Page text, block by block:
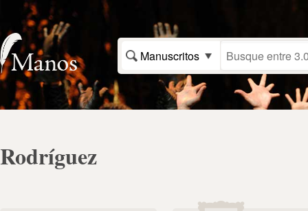
Manuscritos
Rodríguez